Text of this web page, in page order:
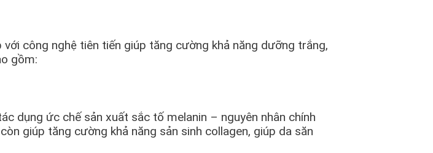
công nghệ tiên tiến giúp tăng cường khả năng dưỡng trắng,
gồm:
dụng ức chế sản xuất sắc tố melanin – nguyên nhân chính
giúp tăng cường khả năng sản sinh collagen, giúp da săn